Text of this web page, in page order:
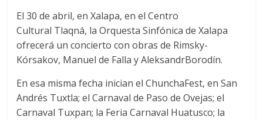
El 30 de abril, en Xalapa, en el Centro
Cultural Tlaqná, la Orquesta Sinfónica de Xalapa
ofrecerá un concierto con obras de Rimsky-
Kórsakov, Manuel de Falla y AleksandrBorodín.
En esa misma fecha inician el ChunchaFest, en San
Andrés Tuxtla; el Carnaval de Paso de Ovejas; el
Carnaval Tuxpan; la Feria Carnaval Huatusco; la